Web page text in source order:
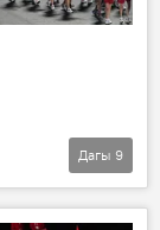
Дагы 9